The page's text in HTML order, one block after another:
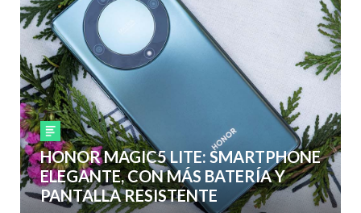
Smartphones
HONOR MAGIC5 LITE: SMARTPHONE
ELEGANTE, CON MÁS BATERÍA Y
PANTALLA RESISTENTE